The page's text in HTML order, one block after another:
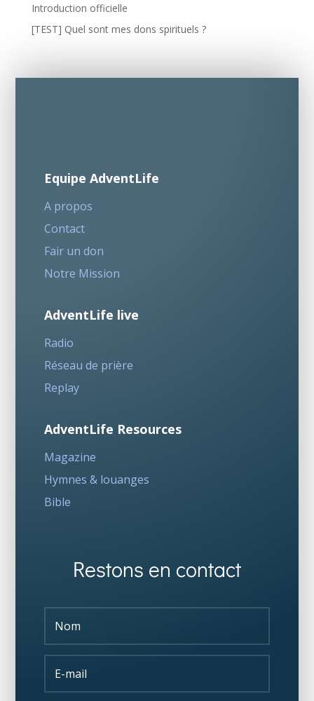
Introduction officielle
[TEST] Quel sont mes dons spirituels ?
Equipe AdventLife
A propos
Contact
Fair un don
Notre Mission
AdventLife live
Radio
Réseau de prière
Replay
AdventLife Resources
Magazine
Hymnes & louanges
Bible
Restons en contact